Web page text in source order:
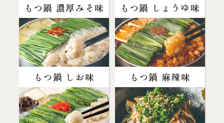
もつ鍋 濃厚みそ味 もつ鍋 しょうゆ味
もつ鍋 しお味 もつ鍋 麻辣味